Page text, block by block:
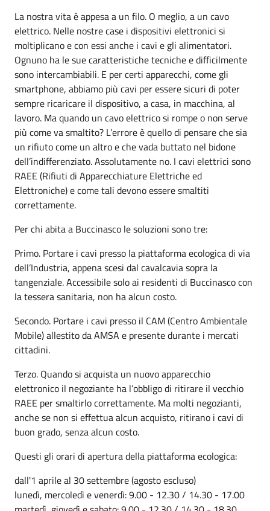
La nostra vita è appesa a un filo. O meglio, a un cavo
elettrico. Nelle nostre case i dispositivi elettronici si
moltiplicano e con essi anche i cavi e gli alimentatori.
Ognuno ha le sue caratteristiche tecniche e difficilmente
sono intercambiabili. E per certi apparecchi, come gli
smartphone, abbiamo più cavi per essere sicuri di poter
sempre ricaricare il dispositivo, a casa, in macchina, al
lavoro. Ma quando un cavo elettrico si rompe o non serve
più come va smaltito? L’errore è quello di pensare che sia
un rifiuto come un altro e che vada buttato nel bidone
dell’indifferenziato. Assolutamente no. I cavi elettrici sono
RAEE (Rifiuti di Apparecchiature Elettriche ed
Elettroniche) e come tali devono essere smaltiti
correttamente.
Per chi abita a Buccinasco le soluzioni sono tre:
Primo. Portare i cavi presso la piattaforma ecologica di via
dell’Industria, appena scesi dal cavalcavia sopra la
tangenziale. Accessibile solo ai residenti di Buccinasco con
la tessera sanitaria, non ha alcun costo.
Secondo. Portare i cavi presso il CAM (Centro Ambientale
Mobile) allestito da AMSA e presente durante i mercati
cittadini.
Terzo. Quando si acquista un nuovo apparecchio
elettronico il negoziante ha l’obbligo di ritirare il vecchio
RAEE per smaltirlo correttamente. Ma molti negozianti,
anche se non si effettua alcun acquisto, ritirano i cavi di
buon grado, senza alcun costo.
Questi gli orari di apertura della piattaforma ecologica:
dall'1 aprile al 30 settembre (agosto escluso)
lunedì, mercoledì e venerdì: 9.00 - 12.30 / 14.30 - 17.00